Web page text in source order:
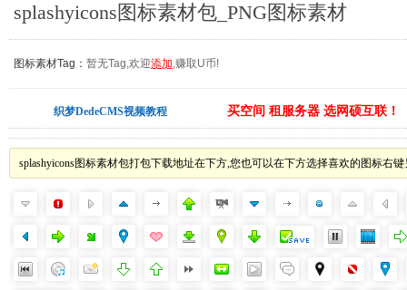
splashyicons图标素材包_PNG图标素材
图标素材Tag： 暂无Tag,欢迎添加,赚取U币!
织梦DedeCMS视频教程 买空间 租服务器 选网硕互联！
splashyicons图标素材包打包下载地址在下方,您也可以在下方选择喜欢的图标右